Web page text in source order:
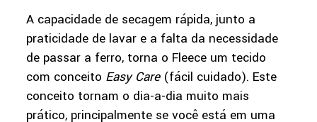
A capacidade de secagem rápida, junto a
praticidade de lavar e a falta da necessidade
de passar a ferro, torna o Fleece um tecido
com conceito Easy Care(fácil cuidado). Este
conceito tornam o dia-a-dia muito mais
prático, principalmente se você está em uma